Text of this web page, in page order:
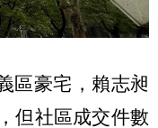
區豪宅，賴志昶
但社區成交件數